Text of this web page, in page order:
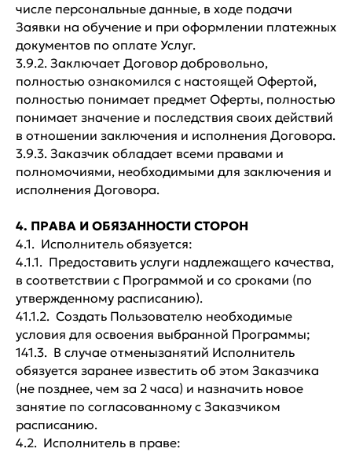
числе персональные данные, в ходе подачи
Заявки на обучение и при оформлении платежных
документов по оплате Услуг.
3.9.2. Заключает Договор добровольно,
полностью ознакомился с настоящей Офертой,
полностью понимает предмет Оферты, полностью
понимает значение и последствия своих действий
в отношении заключения и исполнения Договора.
3.9.3. Заказчик обладает всеми правами и
полномочиями, необходимыми для заключения и
исполнения Договора.
4. ПРАВА И ОБЯЗАННОСТИ СТОРОН
4.1. Исполнитель обязуется:
4.1.1. Предоставить услуги надлежащего качества,
в соответствии с Программой и со сроками (по
утвержденному расписанию).
41.1.2. Создать Пользователю необходимые
условия для освоения выбранной Программы;
141.3. В случае отменызанятий Исполнитель
обязуется заранее известить об этом Заказчика
(не позднее, чем за 2 часа) и назначить новое
занятие по согласованному с Заказчиком
расписанию.
4.2. Исполнитель в праве: